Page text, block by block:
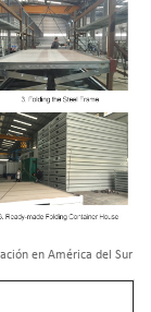
en América del Sur